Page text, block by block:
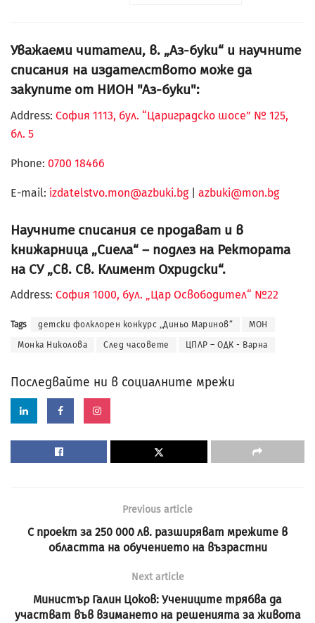
Уважаеми читатели, в. „Аз-буки“ и научните
списания на издателството може да
закупите от НИОН "Аз-буки":
Address: София 1113, бул. “Цариградско шосе” № 125,
бл. 5
Phone: 0700 18466
Е-mail: izdatelstvo.mon@azbuki.bg| azbuki@mon.bg
Научните списания се продават и в
книжарница „Сиела“ – подлез на Ректората
на СУ „Св. Св. Климент Охридски“.
Address: София 1000, бул. „Цар Освободител“ №22
Tags детски фолклорен конкурс „Диньо Маринов“ МОН
Монка Николова След часовете ЦПЛР – ОДК - Варна
Последвайте ни в социалните мрежи
Previous article
С проект за 250 000 лв. разширяват мрежите в
областта на обучението на възрастни
Next article
Министър Галин Цоков: Учениците трябва да
участват във взимането на решенията за живота